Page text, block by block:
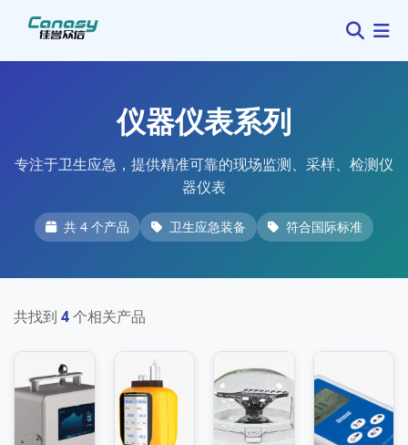
仪器仪表系列
专注于卫生应急，提供精准可靠的现场监测、采样、检测仪
器仪表
共 4 个产品 卫生应急装备 符合国际标准
共找到 4个相关产品